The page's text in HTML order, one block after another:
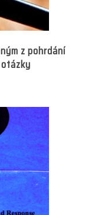
z pohrdání